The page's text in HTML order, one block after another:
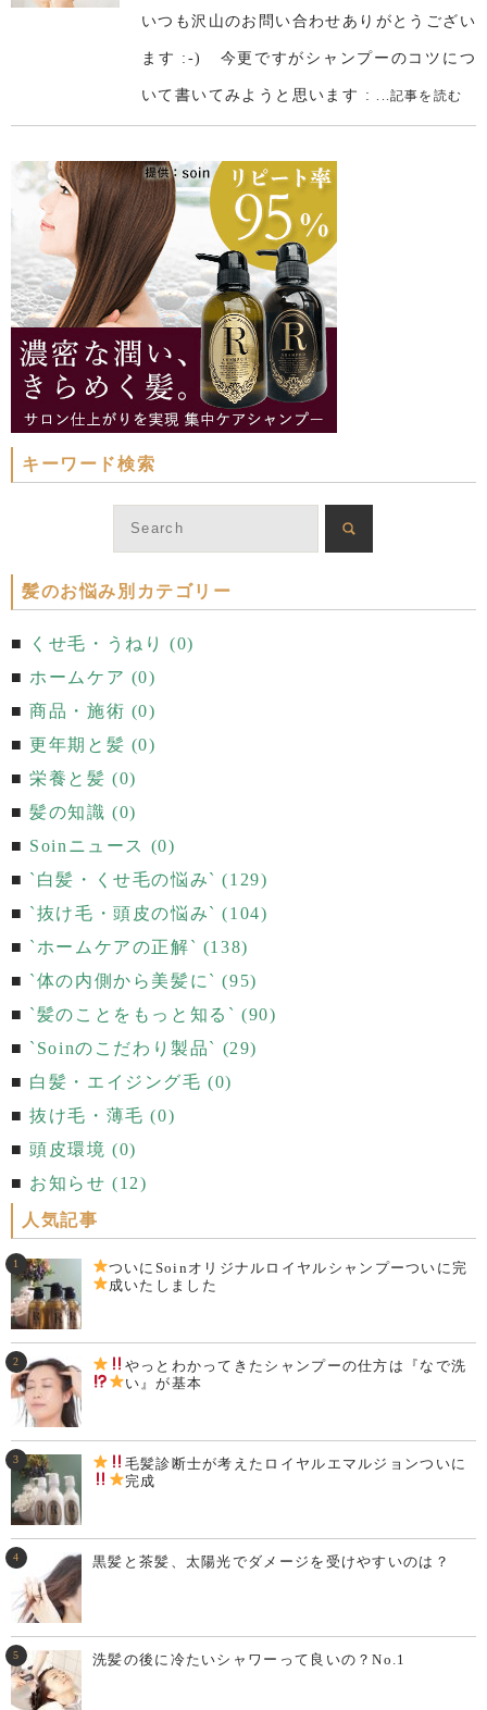
いつも沢山のお問い合わせありがとうござい
ます :-) 今更ですがシャンプーのコツにつ
いて書いてみようと思います : ...記事を読む
キーワード検索
髪のお悩み別カテゴリー
くせ毛・うねり (0)
ホームケア (0)
商品・施術 (0)
更年期と髪 (0)
栄養と髪 (0)
髪の知識 (0)
Soinニュース (0)
`白髪・くせ毛の悩み` (129)
`抜け毛・頭皮の悩み` (104)
`ホームケアの正解` (138)
`体の内側から美髪に` (95)
`髪のことをもっと知る` (90)
`Soinのこだわり製品` (29)
白髪・エイジング毛 (0)
抜け毛・薄毛 (0)
頭皮環境 (0)
お知らせ (12)
人気記事
ついにSoinオリジナルロイヤルシャンプーついに完
成いたしました
やっとわかってきた シャンプーの仕方は『なで洗
い 』が基本
毛髪診断士が考えた ロイヤルエマルジョンついに
完成
黒髪と茶髪、太陽光でダメージを受けやすいのは？
洗髪の後に冷たいシャワーって良いの？No.1